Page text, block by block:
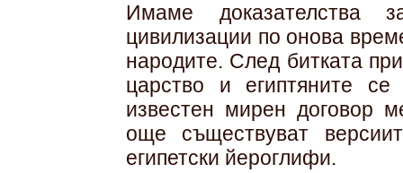
Имаме доказателства
цивилизации по онова
народите. След битката
царство и египтяните
известен мирен договор
още съществуват
египетски йероглифи.